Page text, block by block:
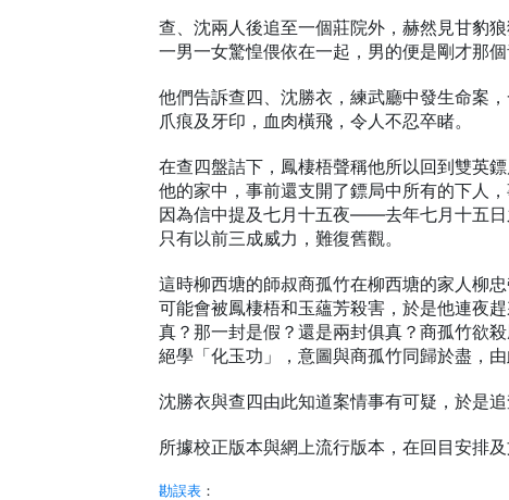
查、沈兩人後追至一個莊院外，赫然見甘豹
一男一女驚惶偎依在一起，男的便是剛才那
他們告訴查四、沈勝衣，練武廳中發生命案
爪痕及牙印，血肉橫飛，令人不忍卒睹。
在查四盤詰下，鳳棲梧聲稱他所以回到雙英
他的家中，事前還支開了鏢局中所有的下人
因為信中提及七月十五夜——去年七月十五日
只有以前三成威力，難復舊觀。
這時柳西塘的師叔商孤竹在柳西塘的家人柳
可能會被鳳棲梧和玉蘊芳殺害，於是他連夜
真？那一封是假？還是兩封俱真？商孤竹欲
絕學「化玉功」，意圖與商孤竹同歸於盡，
沈勝衣與查四由此知道案情事有可疑，於是
所據校正版本與網上流行版本，在回目安排及
勘誤表 ：